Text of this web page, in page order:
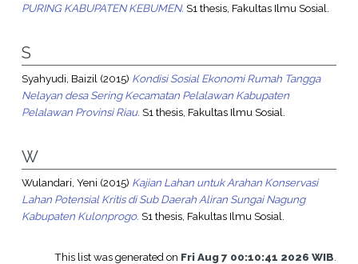
PURING KABUPATEN KEBUMEN. S1 thesis, Fakultas Ilmu Sosial.
S
Syahyudi, Baizil (2015) Kondisi Sosial Ekonomi Rumah Tangga
Nelayan desa Sering Kecamatan Pelalawan Kabupaten
Pelalawan Provinsi Riau. S1 thesis, Fakultas Ilmu Sosial.
W
Wulandari, Yeni (2015) Kajian Lahan untuk Arahan Konservasi
Lahan Potensial Kritis di Sub Daerah Aliran Sungai Nagung
Kabupaten Kulonprogo. S1 thesis, Fakultas Ilmu Sosial.
This list was generated on Fri Aug 7 00:10:41 2026 WIB